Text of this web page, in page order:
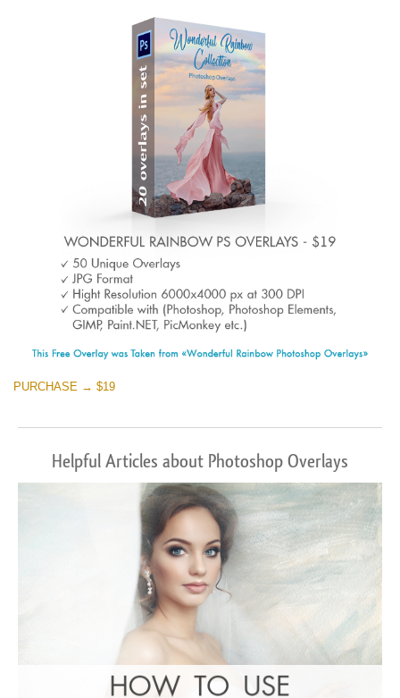
PURCHASE → $19
Helpful Articles about Photoshop Overlays